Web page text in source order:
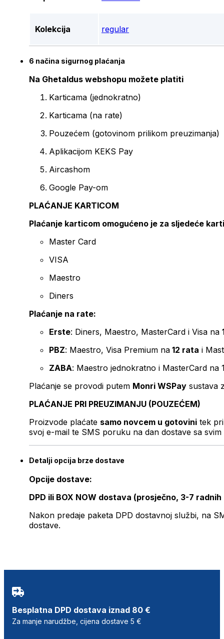
Kolekcija regular
6 načina sigurnog plaćanja
Na Ghetaldus webshopu možete platiti
Karticama (jednokratno)
Karticama (na rate)
Pouzećem (gotovinom prilikom preuzimanja)
Aplikacijom KEKS Pay
Aircashom
Google Pay-om
PLAĆANJE KARTICOM
Plaćanje karticom omogućeno je za sljedeće
Master Card
VISA
Maestro
Diners
Plaćanje na rate:
Erste: Diners, Maestro, MasterCard i Visa na
PBZ: Maestro, Visa Premium na 12 rata i
ZABA: Maestro jednokratno i MasterCard na
Plaćanje se provodi putem Monri WSPay sustava
PLAĆANJE PRI PREUZIMANJU (POUZEĆEM)
Proizvode plaćate samo novcem u gotovini tek
svoj e-mail te SMS poruku na dan dostave sa svim
Detalji opcija brze dostave
Opcije dostave:
DPD ili BOX NOW dostava (prosječno, 3-7 radnih
Nakon predaje paketa DPD dostavnoj službi, na
dostave.
Besplatna DPD dostava iznad 80 €
Za manje narudžbe, cijena dostave 5 €